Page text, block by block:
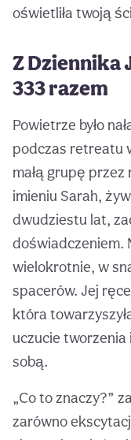
oświetliła twoją
Z Dziennika
333 razem
Powietrze było
podczas retreatu
małą grupę przez
imieniu Sarah,
dwudziestu lat,
doświadczeniem.
wielokrotnie, w
spacerów. Jej
która
uczucie
sobą.
„Co to znaczy?”
zarówno